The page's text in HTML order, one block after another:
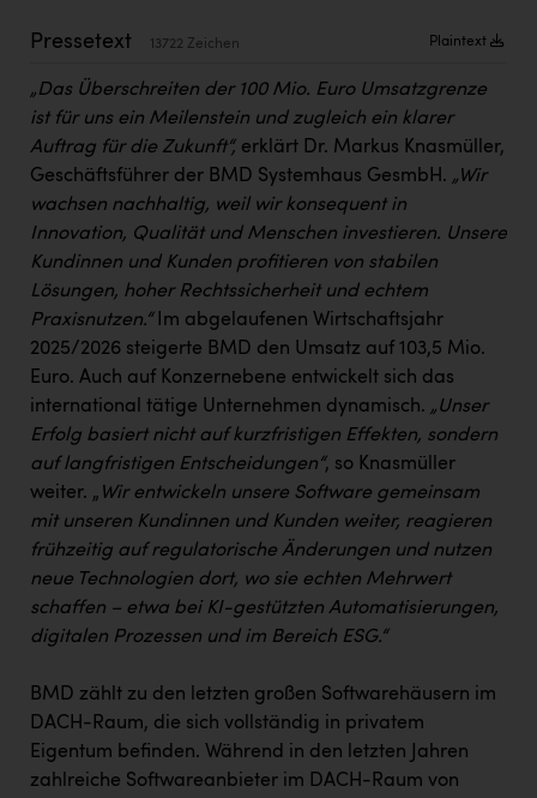
Jane Goodall Institute Austria
Kärcher
Karin Liedl
KEBA
KIWI Kinderwunsch Institut Dr. Loimer
KLIPP Frisör
Kleider Bauer
Kremsmüller Anlagenbau GmbH
Maximarkt
Oldtimer Raststationen und Motorhotels
Österreichischer Kachelofenverband
Orlen
Passage Linz
PEZ
PÜSPÖK
REMAX
Pressetext 13722 Zeichen Plaintext
„Das Überschreiten der 100 Mio. Euro Umsatzgrenze
ist für uns ein Meilenstein und zugleich ein klarer
Auftrag für die Zukunft“, erklärt Dr. Markus Knasmüller,
Geschäftsführer der BMD Systemhaus GesmbH. „Wir
wachsen nachhaltig, weil wir konsequent in
Innovation, Qualität und Menschen investieren. Unsere
Kundinnen und Kunden profitieren von stabilen
Lösungen, hoher Rechtssicherheit und echtem
Praxisnutzen.“Im abgelaufenen Wirtschaftsjahr
2025/2026 steigerte BMD den Umsatz auf 103,5 Mio.
Euro. Auch auf Konzernebene entwickelt sich das
international tätige Unternehmen dynamisch. „Unser
Erfolg basiert nicht auf kurzfristigen Effekten, sondern
auf langfristigen Entscheidungen“, so Knasmüller
weiter. „ Wir entwickeln unsere Software gemeinsam
mit unseren Kundinnen und Kunden weiter, reagieren
frühzeitig auf regulatorische Änderungen und nutzen
neue Technologien dort, wo sie echten Mehrwert
schaffen – etwa bei KI-gestützten Automatisierungen,
digitalen Prozessen und im Bereich ESG.“
BMD zählt zu den letzten großen Softwarehäusern im
DACH-Raum, die sich vollständig in privatem
Eigentum befinden. Während in den letzten Jahren
zahlreiche Softwareanbieter im DACH-Raum von